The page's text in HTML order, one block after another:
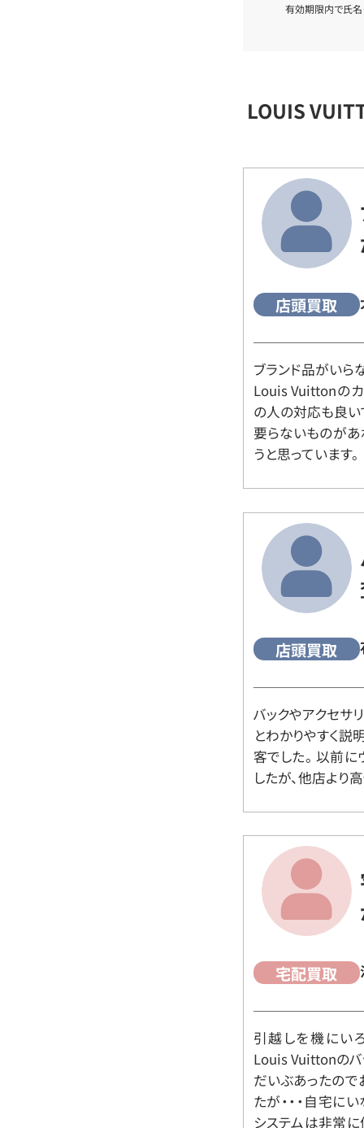
有効期限内で氏名
LOUIS
店頭買取
ブランド品がいら
Louis Vuittonの
の人の対応も良い
要らないものがあ
うと思っています。
店頭買取
バックやアクセサ
とわかりやすく説
客でした。 以前
したが、他店より
宅配買取
引越しを機にい
Louis Vuittonのバ
だいぶあったので
たが・・・自宅に
システムは非常に